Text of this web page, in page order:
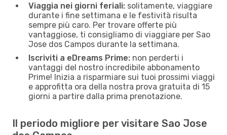
Viaggia nei giorni feriali: solitamente, viaggiare
durante i fine settimana e le festività risulta
sempre più caro. Per trovare offerte più
vantaggiose, ti consigliamo di viaggiare per Sao
Jose dos Campos durante la settimana.
Iscriviti a eDreams Prime: non perderti i
vantaggi del nostro incredibile abbonamento
Prime! Inizia a risparmiare sui tuoi prossimi viaggi
e approfitta ora della nostra prova gratuita di 15
giorni a partire dalla prima prenotazione.
Il periodo migliore per visitare Sao Jose